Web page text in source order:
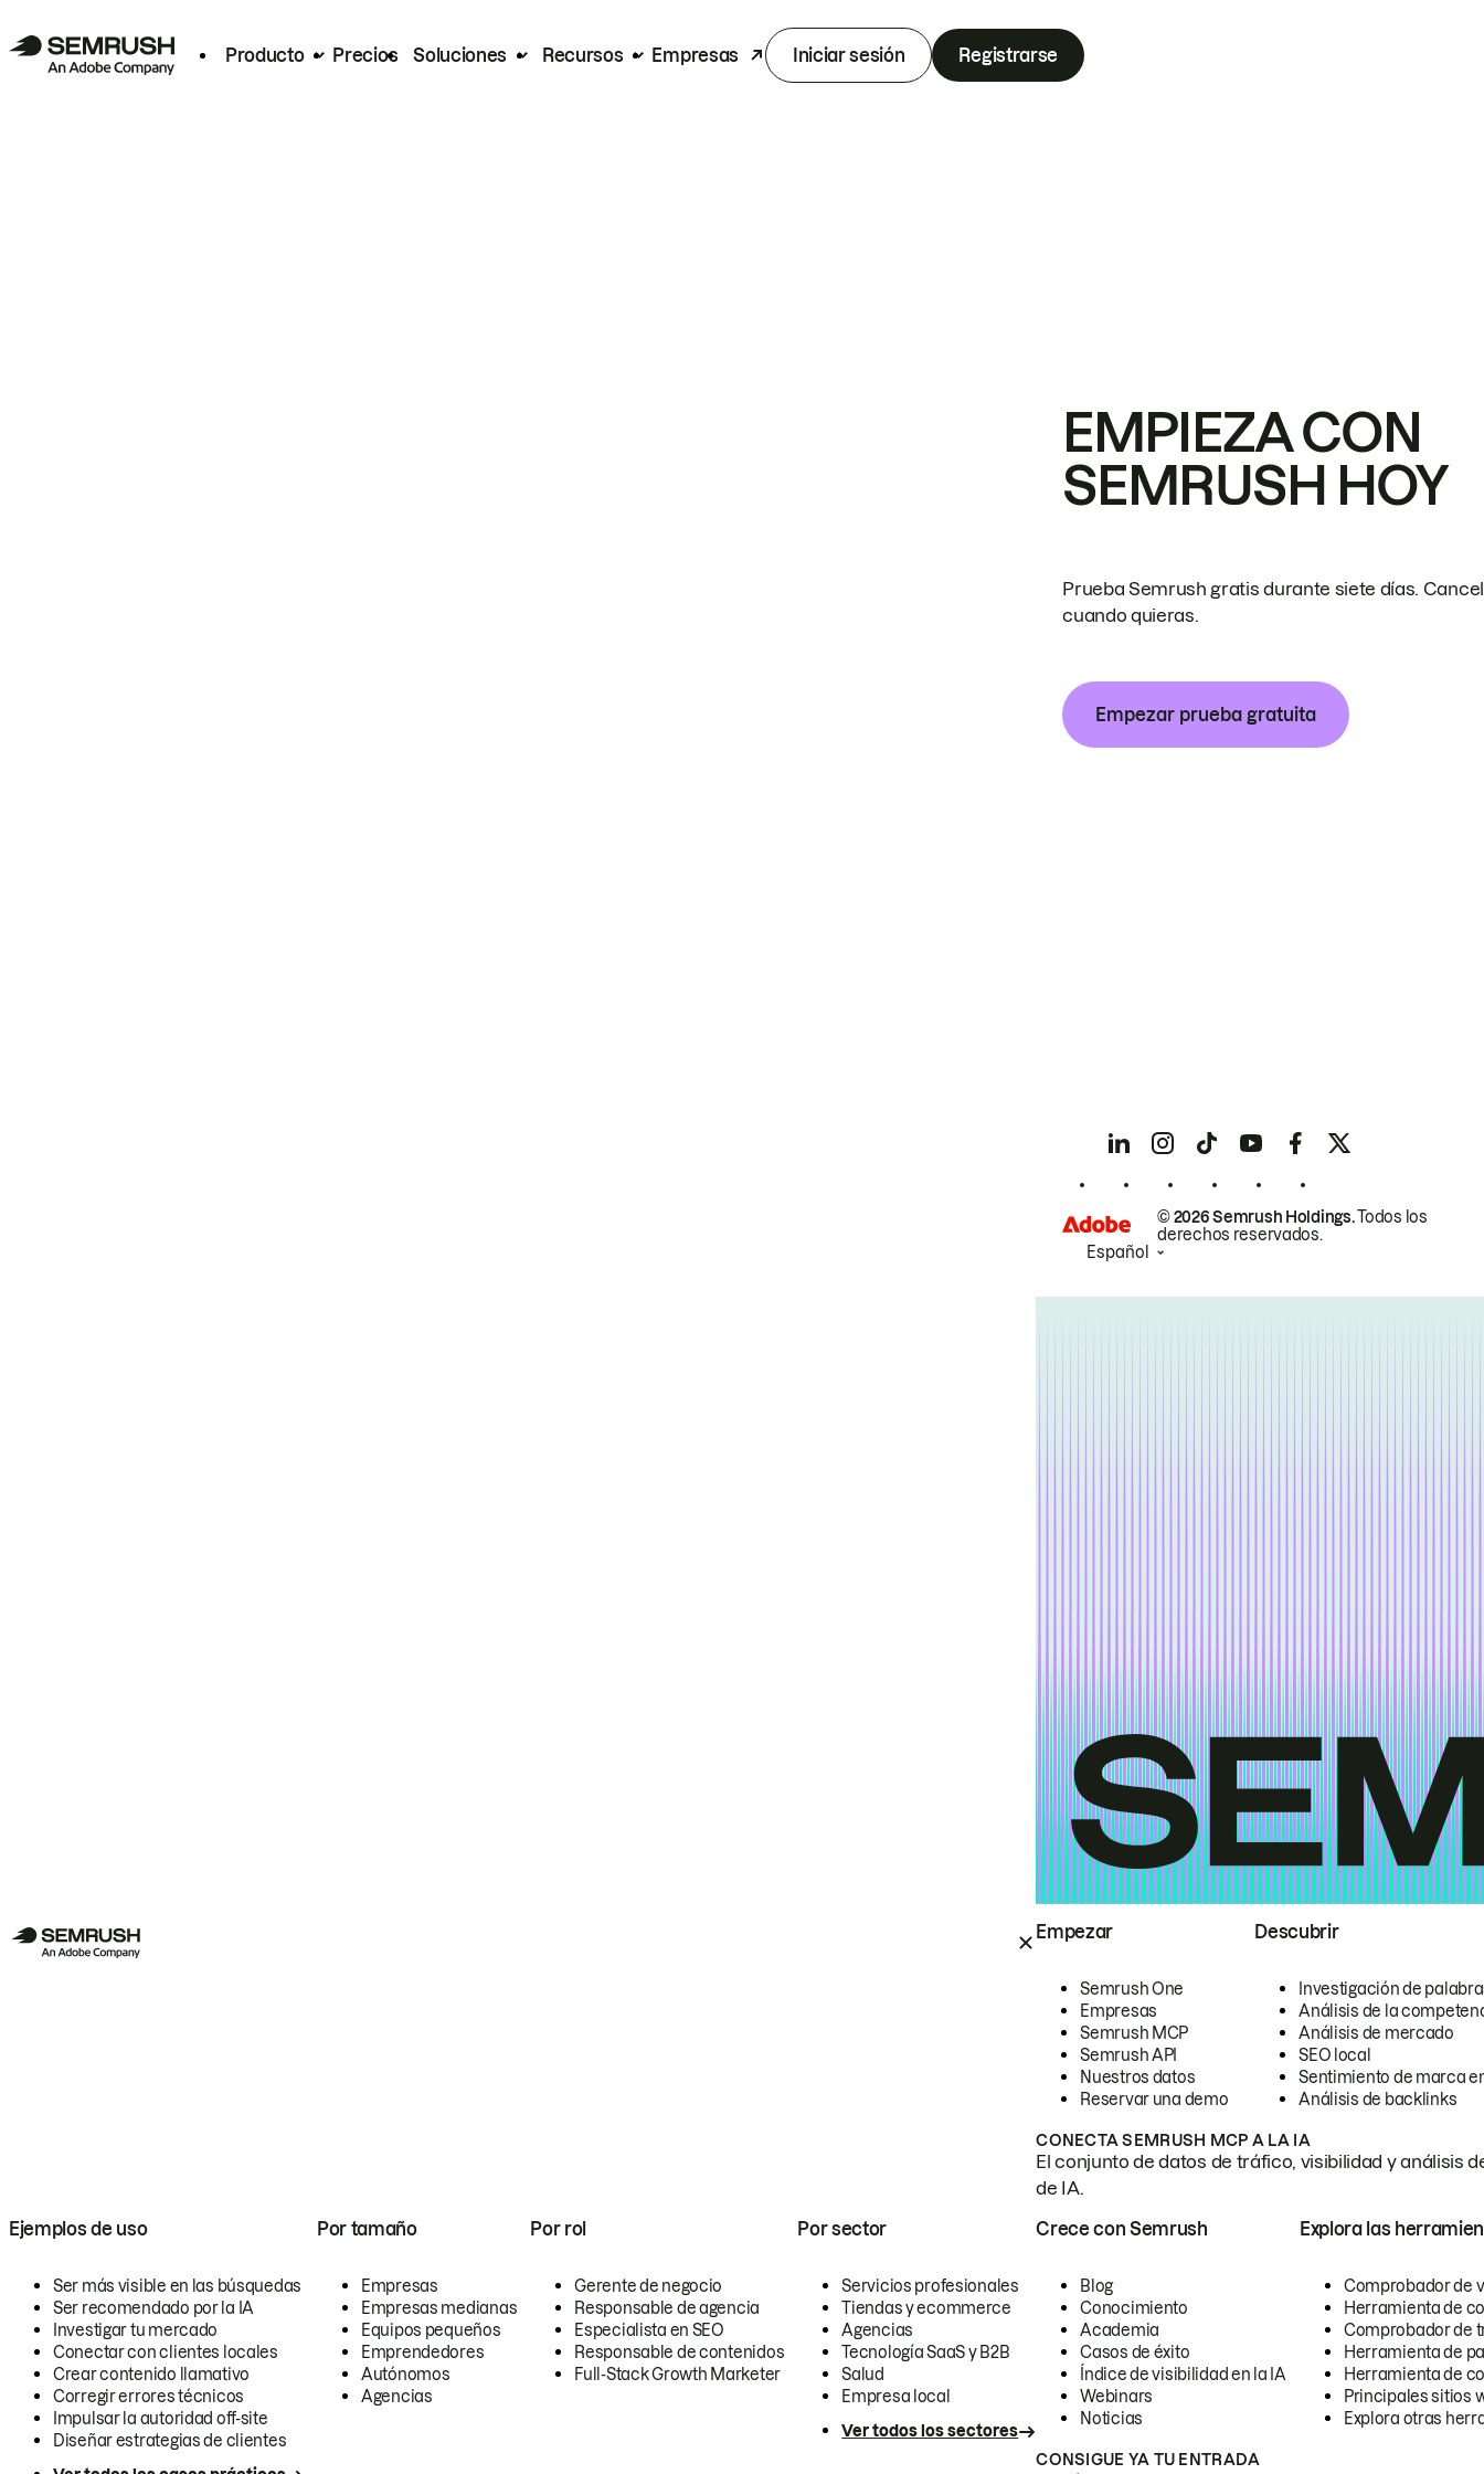
Producto Precios Soluciones Recursos Empresas Iniciar sesión Registrarse
Empezar
Semrush One
Empresas
Semrush MCP
Semrush API
Nuestros datos
Reservar una demo
Descubrir
Investigación de
Análisis de la
Análisis de mercado
SEO local
Sentimiento de marca
Análisis de backlinks
CONECTA SEMRUSH MCP A LA IA
El conjunto de datos de tráfico, visibilidad y análisis
de IA.
Ejemplos de uso
Ser más visible en las búsquedas
Ser recomendado por la IA
Investigar tu mercado
Conectar con clientes locales
Crear contenido llamativo
Corregir errores técnicos
Impulsar la autoridad off-site
Diseñar estrategias de clientes
Por tamaño
Empresas
Empresas medianas
Equipos pequeños
Emprendedores
Autónomos
Agencias
Por rol
Gerente de negocio
Responsable de agencia
Especialista en SEO
Responsable de contenidos
Full-Stack Growth Marketer
Por sector
Servicios profesionales
Tiendas y ecommerce
Agencias
Tecnología SaaS y B2B
Salud
Empresa local
Ver todos los sectores
Crece con Semrush
Blog
Conocimiento
Academia
Casos de éxito
Índice de visibilidad en la IA
Webinars
Noticias
Explora las
Comprobador de
Herramienta de
Comprobador de
Herramienta de
Herramienta de
Principales sitios
Explora otras
CONSIGUE YA TU ENTRADA
EMPIEZA CON
SEMRUSH HOY
Prueba Semrush gratis durante siete días.
cuando quieras.
Empezar prueba gratuita
© 2026 Semrush Holdings.Todos los
derechos reservados.
Español